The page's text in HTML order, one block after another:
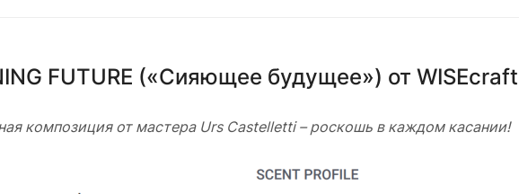
FUTURE («Сияющее будущее») от WISEcraft
композиция от мастера Urs Castelletti – роскошь в каждом касании!